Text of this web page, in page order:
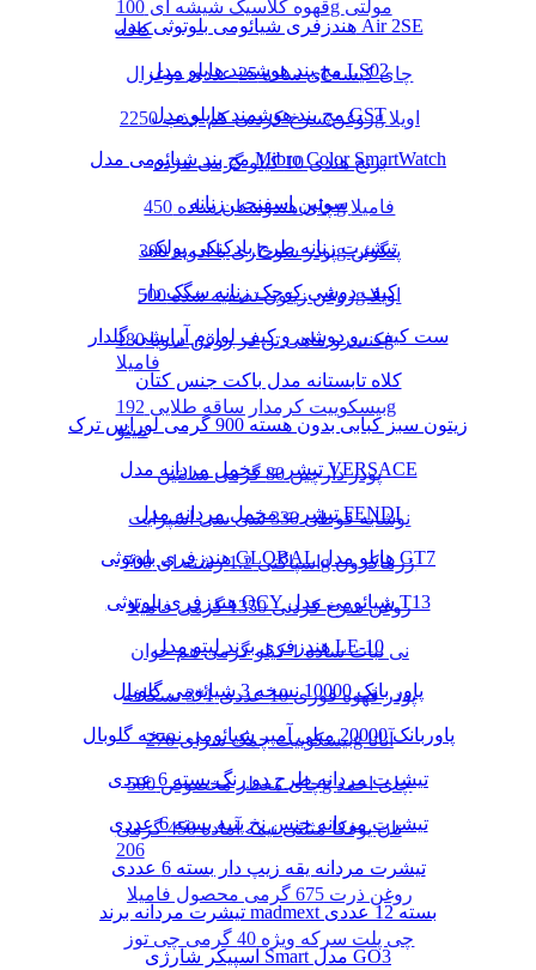
قهوه کلاسیک شیشه ای 100g مولتی
کافه
چای کیسه ای ساده 25 عددی دوغزال
روغن سرخ کردنی کم جذب 2250g اویلا
برنج هندی 10 کیلو گرمی مژده
چای هندوستان ساده 450g فامیلا
پودر سوخاری با ادویه 300g پنگوئن
روغن زیتون تصفیه شده 500g اویلا
کنسرو ماهی تن در روغن سویا 180g
فامیلا
بیسکوییت کرمدار ساقه طلایی 192g
مینو
پودر دارچین 80 گرمی سانتین
نوشابه قوطی 330 سی سی اسپرایت
اسپاگتی 1.2 رشته ای 700g زرماکرون
روغن سرخ کردنی 1350 گرمی فامیلا
نی نبات ساده 1 کیلو گرمی هم خوان
پودر قهوه فوری 10 عددی 1*3 نسکافه
بیسکوییت چمک سرای 276g آناتا
چای معطر مخصوص 500g چای احمد
نان یوفکا مثلثی نیمه آماده 450 گرمی
206
روغن ذرت 675 گرمی محصول فامیلا
چی پلت سرکه ویژه 40 گرمی چی توز
هندزفری شیائومی بلوتوثی مدل Air 2SE
مچ بند هوشمند هایلو مدل LS02
مچ بند هوشمند هایلو مدل GST
مچ بند شیائومی مدل Mibro Color SmartWatch
سوتین اسفنجی زنانه
تیشرت زنانه طرح بادکنکی پولکی
کیف دوشی کوچک زنانه سگک دار
ست کیف رو دوشی و کیف لوازم آرایشی گلدار
کلاه تابستانه مدل باکت جنس کتان
زیتون سبز کبابی بدون هسته 900 گرمی لوراس ترک
تیشرت مخمل مردانه مدل VERSACE
تیشرت مخمل مردانه مدل FENDI
هندزفری بلوتوثی GLOBAL هایلو مدل GT7
هندزفری بلوتوثی QCY شیائومی مدل T13
هندزفری برند لیتو مدل LE-10
پاور بانک 10000 نسخه 3 شیائومی گلوبال
پاوربانک 20000 میلی آمپر شیائومی نسخه گلوبال
تیشرت مردانه طرح دو رنگ بسته 6 عددی
تیشرت مردانه جنس نخ پنبه بسته 6 عددی
تیشرت مردانه یقه زیپ دار بسته 6 عددی
تیشرت مردانه برند madmext بسته 12 عددی
اسپیکر شارژی Smart مدل GO3